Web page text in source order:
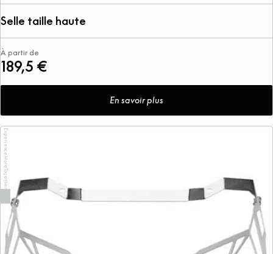
Selle taille haute
À partir de
189,5 €
En savoir plus
ExperienceMoreTogether